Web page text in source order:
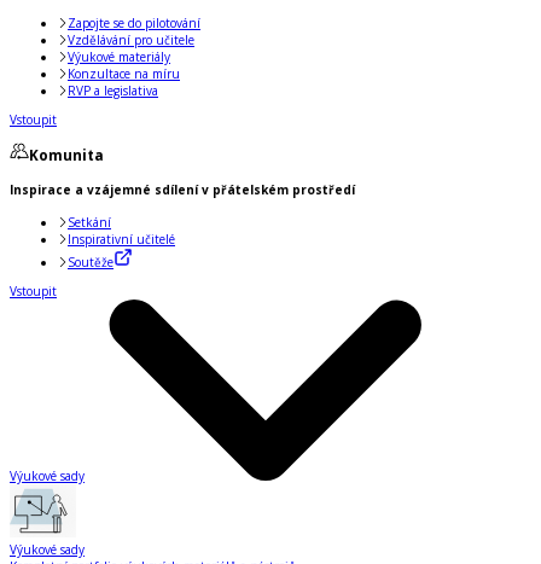
Zapojte se do pilotování
Vzdělávání pro učitele
Výukové materiály
Konzultace na míru
RVP a legislativa
Vstoupit
Komunita
Inspirace a vzájemné sdílení v přátelském prostředí
Setkání
Inspirativní učitelé
Soutěže
Vstoupit
Výukové sady
Výukové sady